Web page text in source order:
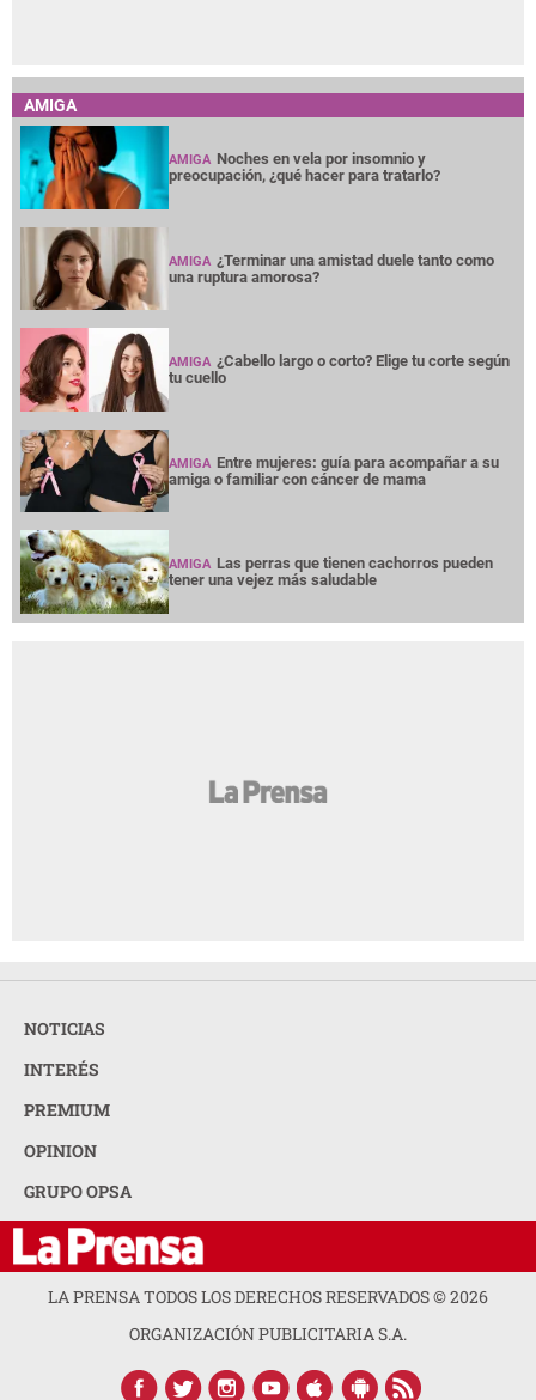
AMIGA
AMIGA Noches en vela por insomnio y
preocupación, ¿qué hacer para tratarlo?
AMIGA ¿Terminar una amistad duele tanto como
una ruptura amorosa?
AMIGA ¿Cabello largo o corto? Elige tu corte según
tu cuello
AMIGA Entre mujeres: guía para acompañar a su
amiga o familiar con cáncer de mama
AMIGA Las perras que tienen cachorros pueden
tener una vejez más saludable
NOTICIAS
INTERÉS
PREMIUM
OPINION
GRUPO OPSA
LA PRENSA TODOS LOS DERECHOS RESERVADOS ©2026
ORGANIZACIÓN PUBLICITARIA S.A.